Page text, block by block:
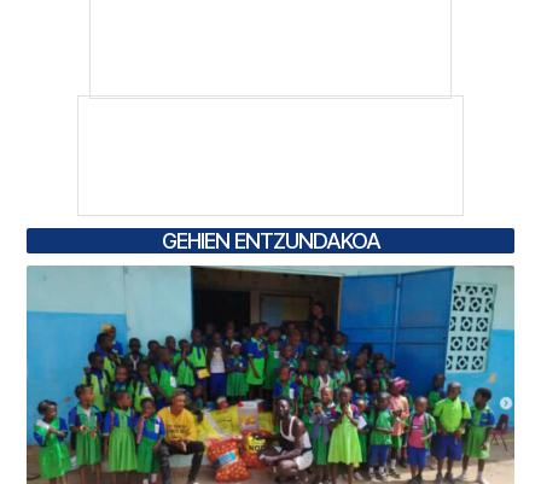
GEHIEN ENTZUNDAKOA